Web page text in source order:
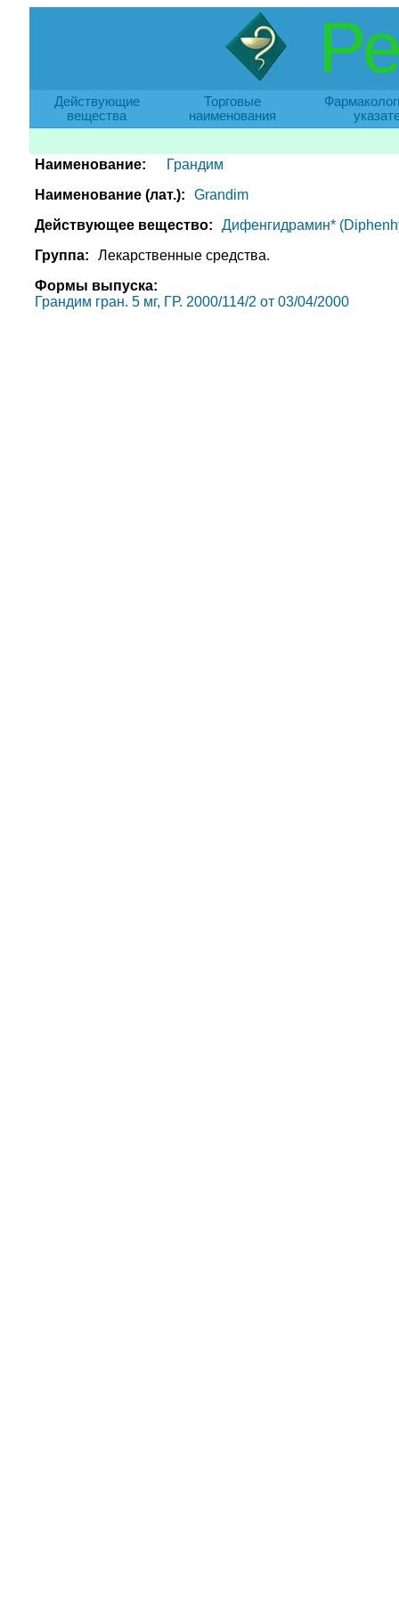
Действующие
вещества
Торговые
наименования
Наименование:
Грандим
Наименование (лат.):
Grandim
Действующее вещество:
Дифенгидрамин*
Группа:
Лекарственные средства.
Формы выпуска:
Грандим гран. 5 мг, ГР. 2000/114/2 от 03/04/2000